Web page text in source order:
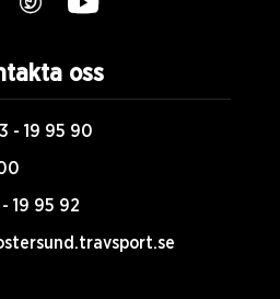
oss
- 19 95 90
19 95 92